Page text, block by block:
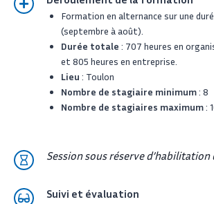
Formation en alternance sur une
(septembre à août).
Durée totale : 707 heures en
et 805 heures en entreprise.
Lieu : Toulon
Nombre de stagiaire minimum: 8
Nombre de stagiaires maximum:
Session sous réserve d’habilitation
Suivi et évaluation